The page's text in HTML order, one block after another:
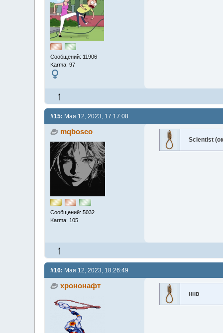
Сообщений: 11906
Karma: 97
#15: Мая 12, 2023, 17:17:08
mqbosco
Сообщений: 5032
Karma: 105
Scientist
#16: Мая 12, 2023, 18:26:49
хрононафт
ннв